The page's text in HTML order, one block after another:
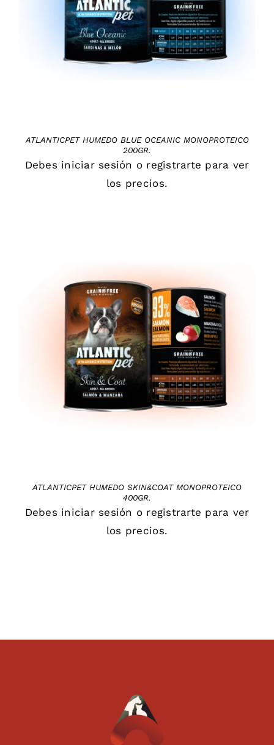
ATLANTICPET HUMEDO BLUE OCEANIC MONOPROTEICO
200GR.
Debes iniciar sesión o registrarte para ver
los precios.
DETAILS
ATLANTICPET HUMEDO SKIN&COAT MONOPROTEICO
400GR.
Debes iniciar sesión o registrarte para ver
los precios.